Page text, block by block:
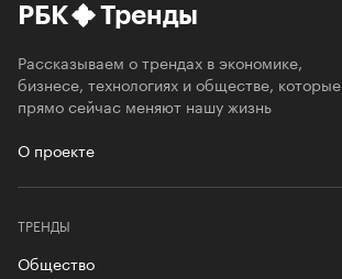
РБК Тренды
Рассказываем о трендах в экономике,
бизнесе, технологиях и обществе, которые
прямо сейчас меняют нашу жизнь
О проекте
ТРЕНДЫ
Общество